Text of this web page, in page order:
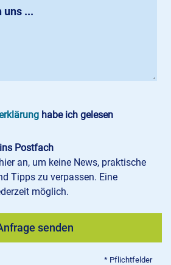
habe ich gelesen
Postfach
an, um keine News, praktische
Tipps zu verpassen. Eine
möglich.